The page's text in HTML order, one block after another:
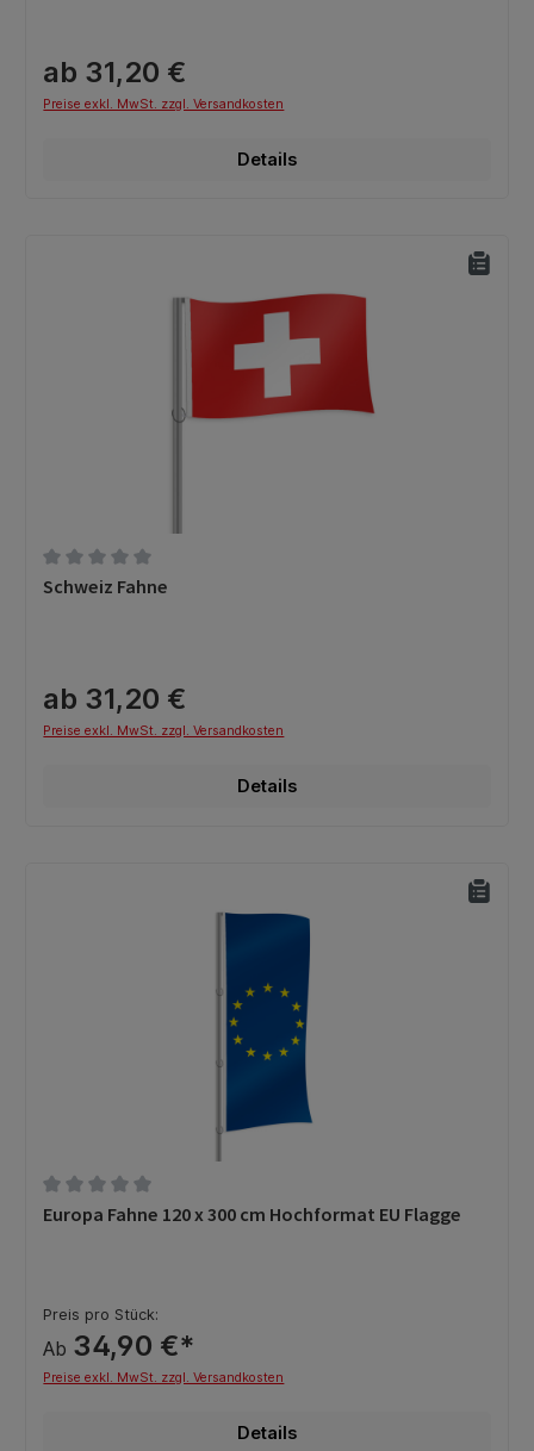
ab 31,20 €
Preise exkl. MwSt. zzgl. Versandkosten
Details
Durchschnittliche Bewertung von 0 von 5 Sternen
Schweiz Fahne
ab 31,20 €
Preise exkl. MwSt. zzgl. Versandkosten
Details
Durchschnittliche Bewertung von 0 von 5 Sternen
Europa Fahne 120 x 300 cm Hochformat EU Flagge
Preis pro Stück:
Ab 34,90 €*
Preise exkl. MwSt. zzgl. Versandkosten
Details